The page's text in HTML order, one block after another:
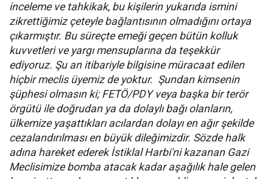
inceleme ve tahkikak, bu kişilerin yukarıda ismini
zikrettiğimiz çeteyle bağlantısının olmadığını ortaya
çıkarmıştır. Bu süreçte emeği geçen bütün kolluk
kuvvetleri ve yargı mensuplarına da teşekkür
ediyoruz. Şu an itibariyle bilgisine müracaat edilen
hiçbir meclis üyemiz de yoktur. Şundan kimsenin
şüphesi olmasın ki; FETÖ/PDY veya başka bir terör
örgütü ile doğrudan ya da dolaylı bağı olanların,
ülkemize yaşattıkları acılardan dolayı en ağır şekilde
cezalandırılması en büyük dileğimizdir. Sözde halk
adına hareket ederek İstiklal Harbi'ni kazanan Gazi
Meclisimize bomba atacak kadar aşağılık hale gelen